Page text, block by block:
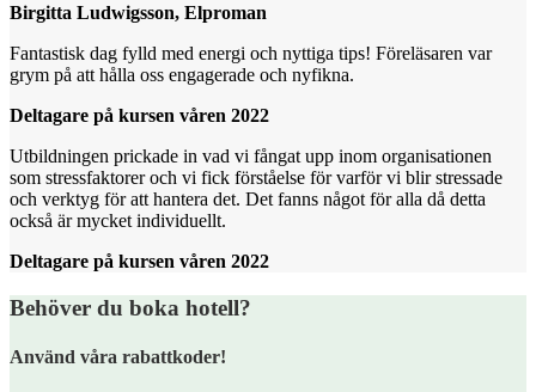
Birgitta Ludwigsson, Elproman
Fantastisk dag fylld med energi och nyttiga tips! Föreläsaren var
grym på att hålla oss engagerade och nyfikna.
Deltagare på kursen våren 2022
Utbildningen prickade in vad vi fångat upp inom organisationen
som stressfaktorer och vi fick förståelse för varför vi blir stressade
och verktyg för att hantera det. Det fanns något för alla då detta
också är mycket individuellt.
Deltagare på kursen våren 2022
Behöver du boka hotell?
Använd våra rabattkoder!